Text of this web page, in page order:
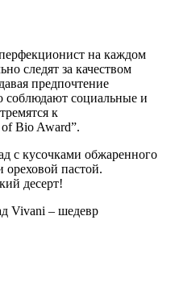
на каждом
следят за качеством
предпочтение
соблюдают социальные и
к
of Bio Award”.
с кусочками обжаренного
ореховой пастой.
десерт!
Vivani – шедевр